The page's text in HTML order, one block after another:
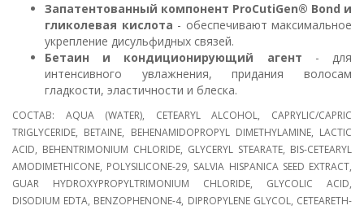
Запатентованный компонент ProCutiGen® Bond и
гликолевая кислота - обеспечивают максимальное
укрепление дисульфидных связей.
Бетаин и кондиционирующий агент - для
интенсивного увлажнения, придания волосам
гладкости, эластичности и блеска.
СОСТАВ: AQUA (WATER), CETEARYL ALCOHOL, CAPRYLIC/CAPRIC
TRIGLYCERIDE, BETAINE, BEHENAMIDOPROPYL DIMETHYLAMINE, LACTIC
ACID, BEHENTRIMONIUM CHLORIDE, GLYCERYL STEARATE, BIS-CETEARYL
AMODIMETHICONE, POLYSILICONE-29, SALVIA HISPANICA SEED EXTRACT,
GUAR HYDROXYPROPYLTRIMONIUM CHLORIDE, GLYCOLIC ACID,
DISODIUM EDTA, BENZOPHENONE-4, DIPROPYLENE GLYCOL, CETEARETH-